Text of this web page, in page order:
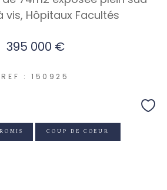
vis, Hôpitaux Facultés
395 000 €
REF : 150925
COUP DE COEUR